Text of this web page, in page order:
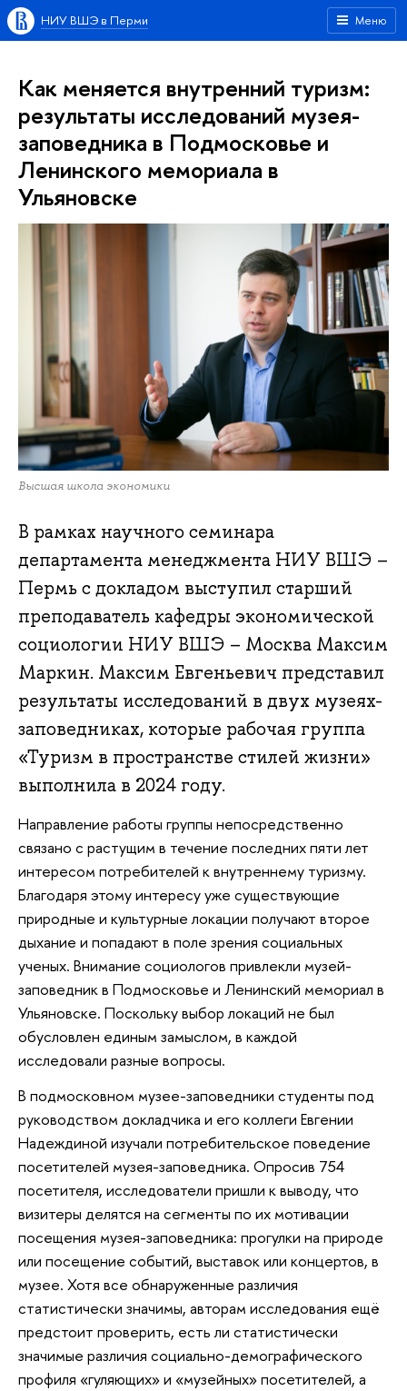
Меню
НИУ ВШЭ в Перми
Как меняется внутренний туризм:
результаты исследований музея-
заповедника в Подмосковье и
Ленинского мемориала в
Ульяновске
Высшая школа экономики
В рамках научного семинара
департамента менеджмента НИУ ВШЭ –
Пермь с докладом выступил старший
преподаватель кафедры экономической
социологии НИУ ВШЭ – Москва Максим
Маркин. Максим Евгеньевич представил
результаты исследований в двух музеях-
заповедниках, которые рабочая группа
«Туризм в пространстве стилей жизни»
выполнила в 2024 году.
Направление работы группы непосредственно
связано с растущим в течение последних пяти лет
интересом потребителей к внутреннему туризму.
Благодаря этому интересу уже существующие
природные и культурные локации получают второе
дыхание и попадают в поле зрения социальных
ученых. Внимание социологов привлекли музей-
заповедник в Подмосковье и Ленинский мемориал в
Ульяновске. Поскольку выбор локаций не был
обусловлен единым замыслом, в каждой
исследовали разные вопросы.
В подмосковном музее-заповедники студенты под
руководством докладчика и его коллеги Евгении
Надеждиной изучали потребительское поведение
посетителей музея-заповедника. Опросив 754
посетителя, исследователи пришли к выводу, что
визитеры делятся на сегменты по их мотивации
посещения музея-заповедника: прогулки на природе
или посещение событий, выставок или концертов, в
музее. Хотя все обнаруженные различия
статистически значимы, авторам исследования ещё
предстоит проверить, есть ли статистически
значимые различия социально-демографического
профиля «гуляющих» и «музейных» посетителей, а